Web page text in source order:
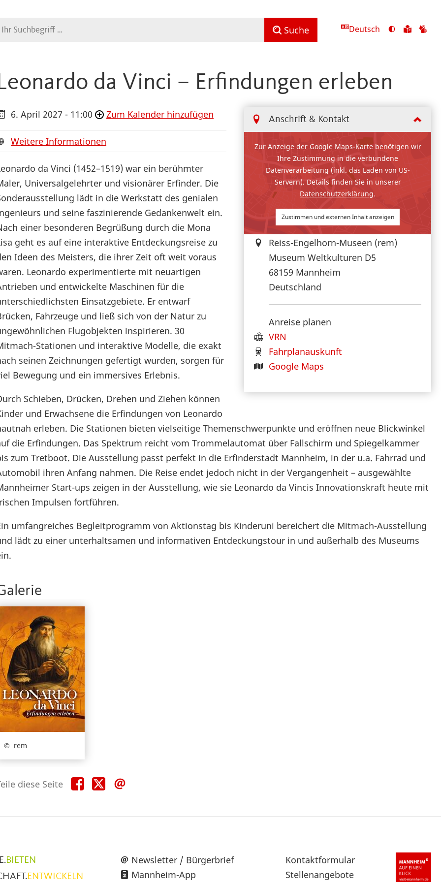
Suche Deutsch
Ansicht
Zu
da Vinci – Erfindungen erleben
Anschrift & Kontakt
Zur Anzeige der Google Maps-Karte benötigen wir
Ihre Zustimmung in die verbundene
Datenverarbeitung (inkl. das Laden von US-
Servern). Details finden Sie in unserer
Datenschutzerklärung.
Zustimmen und externen Inhalt anzeigen
Reiss-Engelhorn-Museen (rem)
Museum Weltkulturen D5
68159 Mannheim
Deutschland
Anreise planen
VRN
Fahrplanauskunft
Google Maps
6. April 2027 - 11:00 Zum Kalender hinzufügen
Weitere Informationen
da Vinci (1452–1519) war ein berühmter
Universalgelehrter und visionärer Erfinder. Die
lädt in die Werkstatt des genialen
und seine faszinierende Gedankenwelt ein.
einer besonderen Begrüßung durch die Mona
geht es auf eine interaktive Entdeckungsreise zu
Ideen des Meisters, die ihrer Zeit oft weit voraus
Leonardo experimentierte mit neuartigen
und entwickelte Maschinen für die
Einsatzgebiete. Er entwarf
Fahrzeuge und ließ sich von der Natur zu
Flugobjekten inspirieren. 30
Stationen und interaktive Modelle, die exakt
seinen Zeichnungen gefertigt wurden, sorgen für
Bewegung und ein immersives Erlebnis.
Schieben, Drücken, Drehen und Ziehen können
und Erwachsene die Erfindungen von Leonardo
erleben. Die Stationen bieten vielseitige Themenschwerpunkte und eröffnen neue Blickwinkel
die Erfindungen. Das Spektrum reicht vom Trommelautomat über Fallschirm und Spiegelkammer
zum Tretboot. Die Ausstellung passt perfekt in die Erfinderstadt Mannheim, in der u.a. Fahrrad und
ihren Anfang nahmen. Die Reise endet jedoch nicht in der Vergangenheit – ausgewählte
Start-ups zeigen in der Ausstellung, wie sie Leonardo da Vincis Innovationskraft heute mit
Impulsen fortführen.
umfangreiches Begleitprogramm von Aktionstag bis Kinderuni bereichert die Mitmach-Ausstellung
lädt zu einer unterhaltsamen und informativen Entdeckungstour in und außerhalb des Museums
rem
diese Seite Teile
diese
Teile
diese
BIETEN
ENTWICKELN
Newsletter / Bürgerbrief
Mannheim-App
Sekundärnavigation
im
Kontaktformular
Stellenangebote